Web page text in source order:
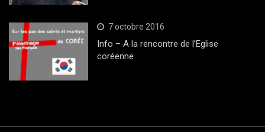
7 octobre 2016
Info – A la rencontre de l’Eglise
coréenne